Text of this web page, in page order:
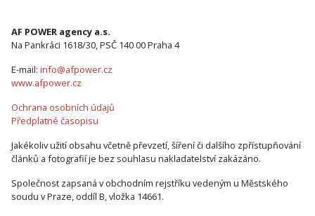
AF POWER agency a.s.
Na Pankráci 1618/30, PSČ 140 00 Praha 4
E-mail: info@afpower.cz
www.afpower.cz
Ochrana osobních údajů
Předplatné časopisu
Jakékoliv užití obsahu včetně převzetí, šíření či dalšího zpřístupňování
článků a fotografií je bez souhlasu nakladatelství zakázáno.
Společnost zapsaná v obchodním rejstříku vedeným u Městského
soudu v Praze, oddíl B, vložka 14661.